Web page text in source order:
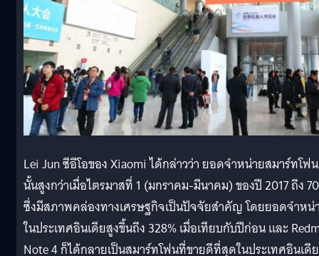
Lei Jun ซีอีโอของ Xiaomi ได้กล่าวว่า ยอดจำหน่ายสมาร์ทโฟน
นั้นสูงกว่าเมื่อไตรมาสที่ 1 (มกราคม-มีนาคม) ของปี 2017 ถึง
ซึ่งมีสภาพคล่องทางเศรษฐกิจเป็นปัจจัยสำคัญ โดยยอดจำหน่
ในประเทศอินเดียสูงขึ้นถึง 328% เมื่อเทียบกับปีก่อน และ
Note 4 ก็ได้กลายเป็นสมาร์ทโฟนที่ขายดีที่สุดในประเทศอินเดีย